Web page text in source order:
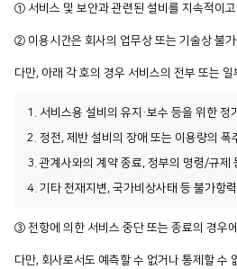
① 서비스 및 보안과 관련된 설비를 지속적이
② 이용시간은 회사의 업무상 또는 기술상 불
다만, 아래 각 호의 경우 서비스의 전부 또는
1. 서비스용 설비의 유지·보수 등을 위한 정
2. 정전, 제반 설비의 장애 또는 이용량의
3. 관계사와의 계약 종료, 정부의 명령/규제
4. 기타 천재지변, 국가비상사태 등 불가항
③ 전항에 의한 서비스 중단 또는 종료의 경우
다만, 회사로서도 예측할 수 없거나 통제할 수